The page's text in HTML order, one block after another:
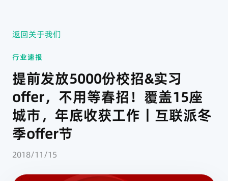
返回关于我们
行业速报
提前发放5000份校招&实习
offer，不用等春招！覆盖15座
城市，年底收获工作丨互联派冬
季offer节
2018/11/15